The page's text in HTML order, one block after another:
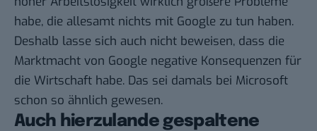
habe, die allesamt nichts mit Google zu tun haben.
Deshalb lasse sich auch nicht beweisen, dass die
Marktmacht von Google negative Konsequenzen für
die Wirtschaft habe. Das sei damals bei Microsoft
schon so ähnlich gewesen.
Auch hierzulande gespaltene